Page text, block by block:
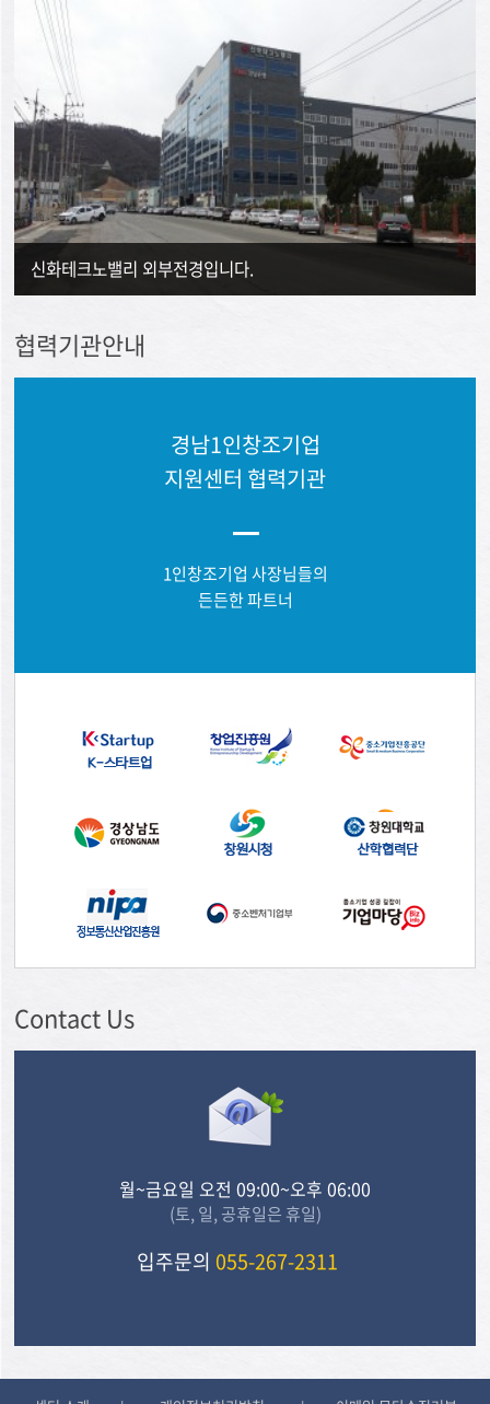
신화테크노밸리 외부전경입니다.
협력기관안내
경남1인창조기업
지원센터 협력기관
1인창조기업 사장님들의
든든한 파트너
Contact Us
월~금요일 오전 09:00~오후 06:00
(토, 일, 공휴일은 휴일)
입주문의 055-267-2311